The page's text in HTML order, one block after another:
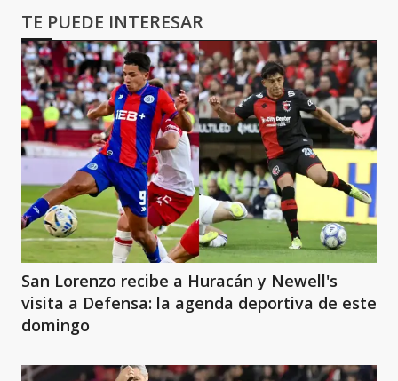
TE PUEDE INTERESAR
San Lorenzo recibe a Huracán y Newell's
visita a Defensa: la agenda deportiva de este
domingo